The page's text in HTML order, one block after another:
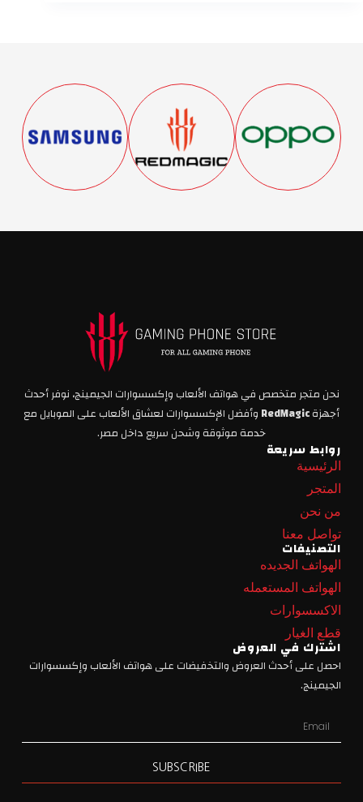
نحن متجر متخصص في هواتف الألعاب وإكسسوارات الجيمينج، نوفر أحدث
أجهزةRedMagic وأفضل الإكسسوارات لعشاق الألعاب على الموبايل مع
خدمة موثوقة وشحن سريع داخل مصر.
روابط سريعة
الرئيسية
المتجر
من نحن
تواصل معنا
التصنيفات
الهواتف الجديده
الهواتف المستعمله
الاكسسوارات
قطع الغيار
اشترك في العروض
احصل على أحدث العروض والتخفيضات على هواتف الألعاب وإكسسوارات
الجيمينج.
SUBSCRIBE